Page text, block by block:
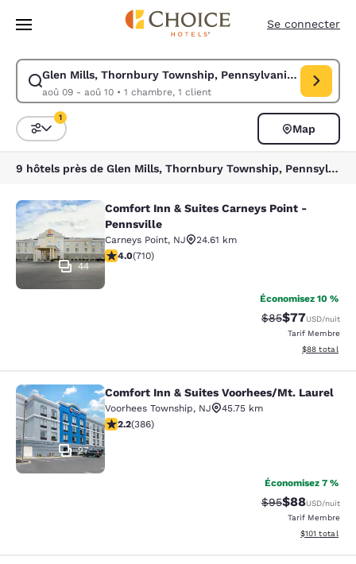
Sauter à Contenu Principal
Se connecter
Glen Mills, Thornbury Township, Pennsylvanie, États-
aoû 09 - aoû 10• 1 chambre, 1 client
Modifier la recherche pour Glen Mills, Thornbury Township,
Triez et filtrez
1
Map
9 hôtels près de Glen Mills, Thornbury Township, Pennsylvanie, États-Unis correspondent à vos filtres
Comfort Inn & Suites Carneys
44
Comfort Inn & Suites Carneys Point -
Pennsville
Carneys Point, NJ
24.61 km
4 étoiles. Très Bien. 710 commentaires
4.0(710)
Économisez 10 %
Tarif barré :
$85Tarif réduit :
$77USD/nuit
Tarif Membre
Afficher les
$88 total
Comfort Inn & Suites Voorhees/Mt.
27
Comfort Inn & Suites Voorhees/Mt. Laurel
Voorhees Township, NJ
45.75 km
2.24 étoiles. Moyen. 386 commentaires
2.2(386)
Économisez 7 %
Tarif barré :
$95Tarif réduit :
$88USD/nuit
Tarif Membre
Afficher les
$101 total